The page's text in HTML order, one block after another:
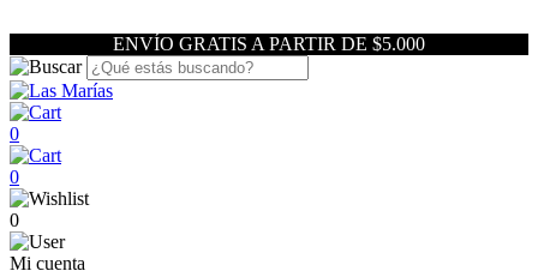
ENVÍO GRATIS A PARTIR DE $5.000
0
0
0
Mi cuenta